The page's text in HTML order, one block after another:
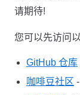
请期待!
您可以先访问
GitHub 仓库
咖啡豆社区